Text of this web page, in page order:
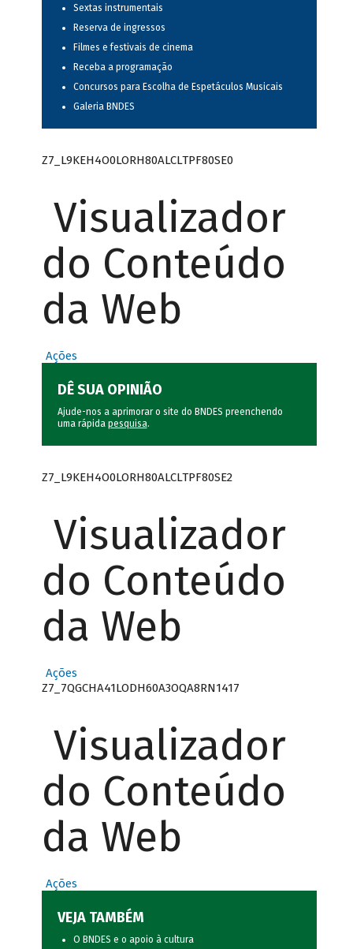
Sextas instrumentais
Reserva de ingressos
Filmes e festivais de cinema
Receba a programação
Concursos para Escolha de Espetáculos Musicais
Galeria BNDES
Z7_L9KEH4O0LORH80ALCLTPF80SE0
Visualizador
do Conteúdo
da Web
Ações
DÊ SUA OPINIÃO
Ajude-nos a aprimorar o site do BNDES preenchendo
uma rápida pesquisa.
Z7_L9KEH4O0LORH80ALCLTPF80SE2
Visualizador
do Conteúdo
da Web
Ações
Z7_7QGCHA41LODH60A3OQA8RN1417
Visualizador
do Conteúdo
da Web
Ações
VEJA TAMBÉM
O BNDES e o apoio à cultura